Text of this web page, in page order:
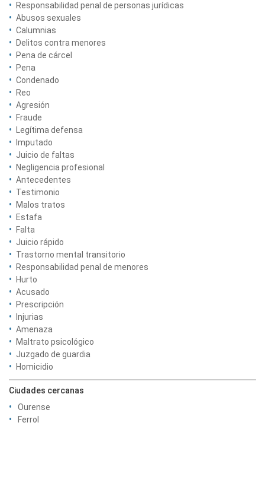
Responsabilidad penal de personas jurídicas
Abusos sexuales
Calumnias
Delitos contra menores
Pena de cárcel
Pena
Condenado
Reo
Agresión
Fraude
Legítima defensa
Imputado
Juicio de faltas
Negligencia profesional
Antecedentes
Testimonio
Malos tratos
Estafa
Falta
Juicio rápido
Trastorno mental transitorio
Responsabilidad penal de menores
Hurto
Acusado
Prescripción
Injurias
Amenaza
Maltrato psicológico
Juzgado de guardia
Homicidio
Ciudades cercanas
Ourense
Ferrol